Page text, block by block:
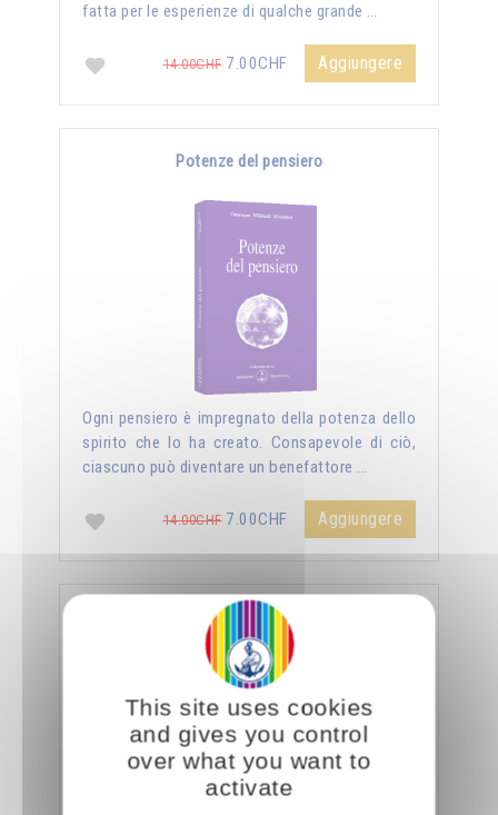
fatta per le esperienze di qualche grande …
14.00CHF7.00CHF Aggiungere
Potenze del pensiero
Ogni pensiero è impregnato della potenza dello
spirito che lo ha creato. Consapevole di ciò,
ciascuno può diventare un benefattore …
14.00CHF7.00CHF Aggiungere
La sessualità forza del cielo
This site uses cookies
and gives you control
over what you want to
activate